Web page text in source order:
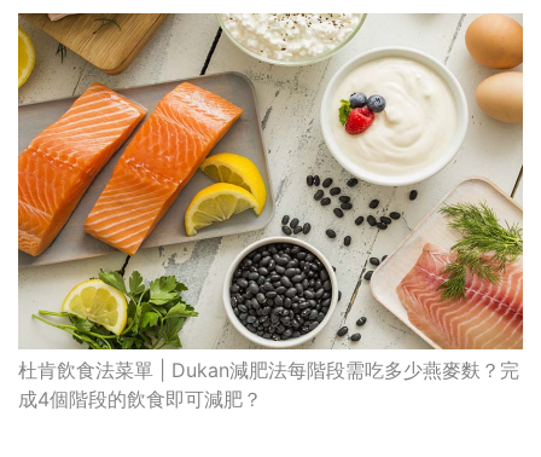
杜肯飲食法菜單 | Dukan減肥法每階段需吃多少燕麥麩？完
成4個階段的飲食即可減肥？